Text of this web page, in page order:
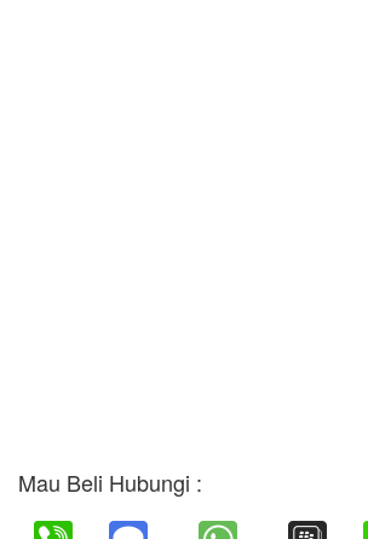
Mau Beli Hubungi :